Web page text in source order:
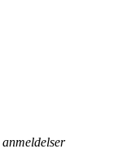
anmeldelser